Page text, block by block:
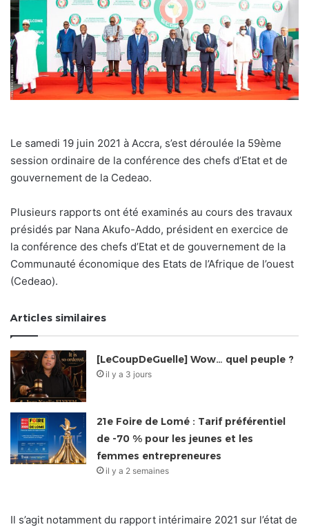
Le samedi 19 juin 2021 à Accra, s’est déroulée la 59ème
session ordinaire de la conférence des chefs d’Etat et de
gouvernement de la Cedeao.
Plusieurs rapports ont été examinés au cours des travaux
présidés par Nana Akufo-Addo, président en exercice de
la conférence des chefs d’Etat et de gouvernement de la
Communauté économique des Etats de l’Afrique de l’ouest
(Cedeao).
Articles similaires
[LeCoupDeGuelle] Wow… quel peuple ?
il y a 3 jours
21e Foire de Lomé : Tarif préférentiel
de -70 % pour les jeunes et les
femmes entrepreneures
il y a 2 semaines
Il s’agit notamment du rapport intérimaire 2021 sur l’état de